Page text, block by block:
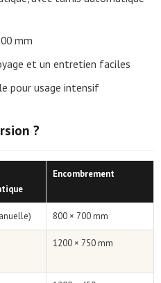
mm
et un entretien faciles
pour usage intensif
?
Encombrement
800 × 700 mm
1200 × 750 mm